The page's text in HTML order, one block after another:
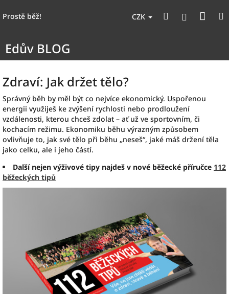
naProstě běž! CZK Hledat
Edův BLOG
Zdraví: Jak držet tělo?
Správný běh by měl být co nejvíce ekonomický. Uspořenou
energii využiješ ke zvýšení rychlosti nebo prodloužení
vzdálenosti, kterou chceš zdolat – ať už ve sportovním, či
kochacím režimu. Ekonomiku běhu výrazným způsobem
ovlivňuje to, jak své tělo při běhu „neseš“, jaké máš držení těla
jako celku, ale i jeho částí.
Další nejen výživové tipy najdeš v nové běžecké příručce 112
běžeckých tipů